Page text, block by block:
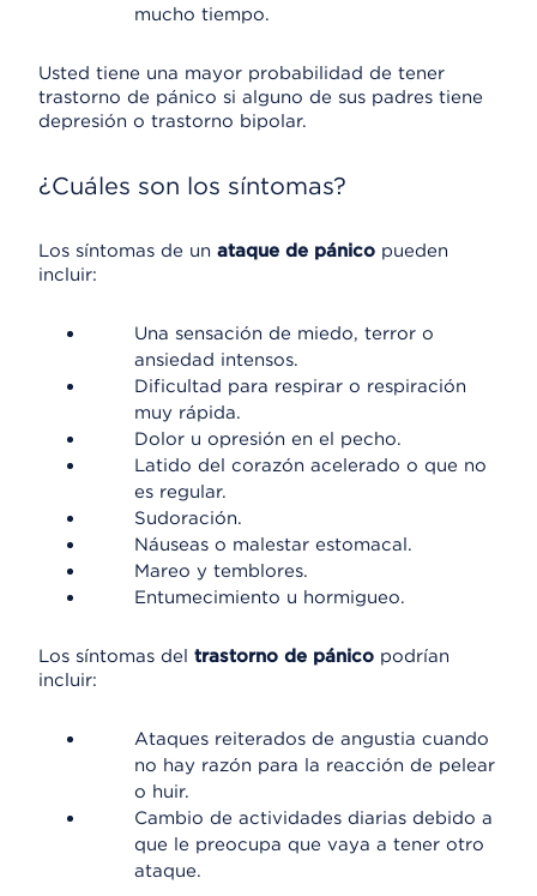
mucho tiempo.
Usted tiene una mayor probabilidad de tener
trastorno de pánico si alguno de sus padres tiene
depresión o trastorno bipolar.
¿Cuáles son los síntomas?
Los síntomas de un ataque de pánico pueden
incluir:
Una sensación de miedo, terror o
ansiedad intensos.
Dificultad para respirar o respiración
muy rápida.
Dolor u opresión en el pecho.
Latido del corazón acelerado o que no
es regular.
Sudoración.
Náuseas o malestar estomacal.
Mareo y temblores.
Entumecimiento u hormigueo.
Los síntomas del trastorno de pánico podrían
incluir:
Ataques reiterados de angustia cuando
no hay razón para la reacción de pelear
o huir.
Cambio de actividades diarias debido a
que le preocupa que vaya a tener otro
ataque.